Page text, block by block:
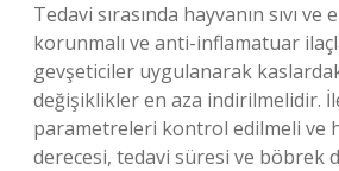
Tedavi sırasında hayvanın sıvı
korunmalı ve anti-inflamatuar
gevşeticiler uygulanarak
değişiklikler en aza indirilmelidir.
parametreleri kontrol edilmeli ve
derecesi, tedavi süresi ve böbrek